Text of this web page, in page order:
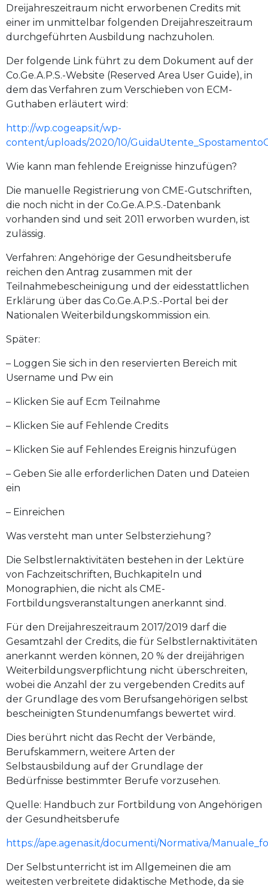
Dreijahreszeitraum nicht erworbenen Credits mit
einer im unmittelbar folgenden Dreijahreszeitraum
durchgeführten Ausbildung nachzuholen.
Der folgende Link führt zu dem Dokument auf der
Co.Ge.A.P.S.-Website (Reserved Area User Guide), in
dem das Verfahren zum Verschieben von ECM-
Guthaben erläutert wird:
http://wp.cogeaps.it/wp-
content/uploads/2020/10/
Wie kann man fehlende Ereignisse hinzufügen?
Die manuelle Registrierung von CME-Gutschriften,
die noch nicht in der Co.Ge.A.P.S.-Datenbank
vorhanden sind und seit 2011 erworben wurden, ist
zulässig.
Verfahren: Angehörige der Gesundheitsberufe
reichen den Antrag zusammen mit der
Teilnahmebescheinigung und der eidesstattlichen
Erklärung über das Co.Ge.A.P.S.-Portal bei der
Nationalen Weiterbildungskommission ein.
Später:
– Loggen Sie sich in den reservierten Bereich mit
Username und Pw ein
– Klicken Sie auf Ecm Teilnahme
– Klicken Sie auf Fehlende Credits
– Klicken Sie auf Fehlendes Ereignis hinzufügen
– Geben Sie alle erforderlichen Daten und Dateien
ein
– Einreichen
Was versteht man unter Selbsterziehung?
Die Selbstlernaktivitäten bestehen in der Lektüre
von Fachzeitschriften, Buchkapiteln und
Monographien, die nicht als CME-
Fortbildungsveranstaltungen anerkannt sind.
Für den Dreijahreszeitraum 2017/2019 darf die
Gesamtzahl der Credits, die für Selbstlernaktivitäten
anerkannt werden können, 20 % der dreijährigen
Weiterbildungsverpflichtung nicht überschreiten,
wobei die Anzahl der zu vergebenden Credits auf
der Grundlage des vom Berufsangehörigen selbst
bescheinigten Stundenumfangs bewertet wird.
Dies berührt nicht das Recht der Verbände,
Berufskammern, weitere Arten der
Selbstausbildung auf der Grundlage der
Bedürfnisse bestimmter Berufe vorzusehen.
Quelle: Handbuch zur Fortbildung von Angehörigen
der Gesundheitsberufe
https://ape.agenas.it/documenti/Normativa/
Der Selbstunterricht ist im Allgemeinen die am
weitesten verbreitete didaktische Methode, da sie